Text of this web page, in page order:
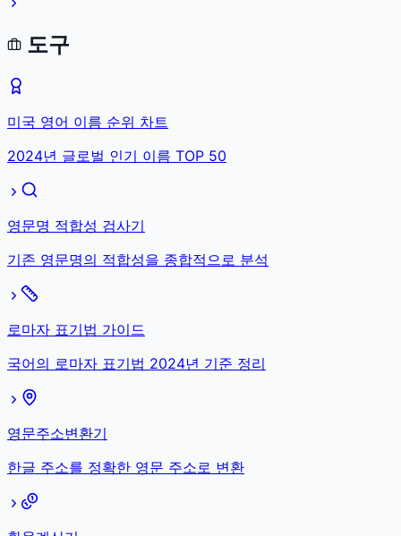
도구
미국 영어 이름 순위 차트
2024년 글로벌 인기 이름 TOP 50
영문명 적합성 검사기
기존 영문명의 적합성을 종합적으로 분석
로마자 표기법 가이드
국어의 로마자 표기법 2024년 기준 정리
영문주소변환기
한글 주소를 정확한 영문 주소로 변환